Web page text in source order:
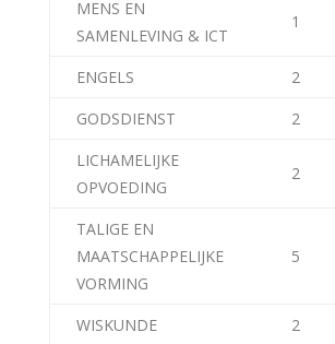
MENS EN
SAMENLEVING & ICT
1
ENGELS 2
GODSDIENST
2
LICHAMELIJKE
OPVOEDING
2
TALIGE EN
MAATSCHAPPELIJKE
VORMING
5
WISKUNDE 2